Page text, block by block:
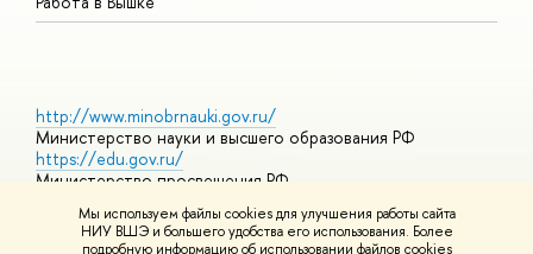
Мы используем файлы cookies для улучшения работы сайта
НИУ ВШЭ и большего удобства его использования. Более
подробную информацию об использовании файлов cookies
http://www.minobrnauki.gov.ru/
Министерство науки и высшего образования РФ
https://edu.gov.ru/
Министерство просвещения РФ
https://elearning.hse.ru/mooc
Массовые открытые онлайн-курсы